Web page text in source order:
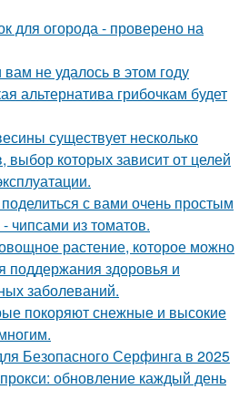
для огорода - проверено на
не удалось в этом году
альтернатива грибочкам будет
существует несколько
которых зависит от целей
с вами очень простым
чипсами из томатов.
растение, которое можно
поддержания здоровья и
заболеваний.
покоряют снежные и высокие
Безопасного Серфинга в 2025
обновление каждый день